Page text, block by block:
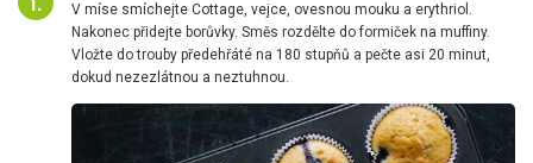
V míse smíchejte Cottage, vejce, ovesnou mouku a erythriol.
Nakonec přidejte borůvky. Směs rozdělte do formiček na muffiny.
Vložte do trouby předehřáté na 180 stupňů a pečte asi 20 minut,
dokud nezezlátnou a neztuhnou.